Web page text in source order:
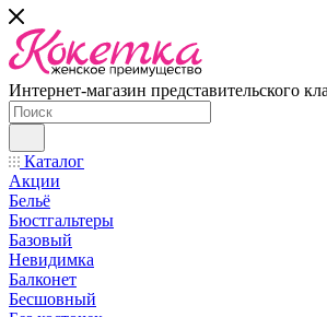
Интернет-магазин представительского
Каталог
Акции
Бельё
Бюстгальтеры
Базовый
Невидимка
Балконет
Бесшовный